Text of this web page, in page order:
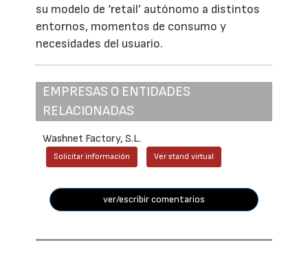
su modelo de ‘retail’ autónomo a distintos
entornos, momentos de consumo y
necesidades del usuario.
EMPRESAS O ENTIDADES
RELACIONADAS
Washnet Factory, S.L.
Solicitar información Ver stand virtual
ver/escribir comentarios